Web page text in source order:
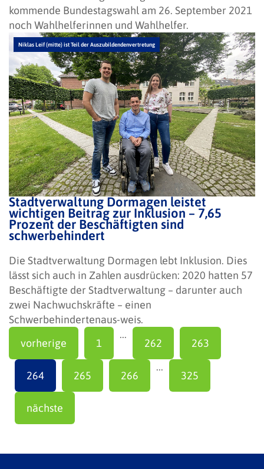
kommende Bundestagswahl am 26. September 2021
noch Wahlhelferinnen und Wahlhelfer.
Niklas Leif (mitte) ist Teil der Auszubildendenvertretung
Stadtverwaltung Dormagen leistet
wichtigen Beitrag zur Inklusion – 7,65
Prozent der Beschäftigten sind
schwerbehindert
Die Stadtverwaltung Dormagen lebt Inklusion. Dies
lässt sich auch in Zahlen ausdrücken: 2020 hatten 57
Beschäftigte der Stadtverwaltung – darunter auch
zwei Nachwuchskräfte – einen
Schwerbehindertenaus-weis.
vorherige
1
...
262 263
264 265 266
...
325
nächste